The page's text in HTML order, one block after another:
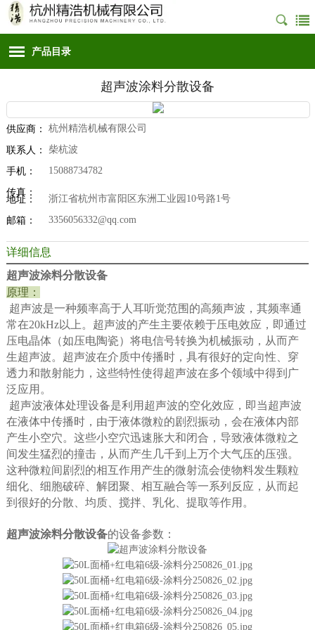
产品目录
超声波涂料分散设备
供应商： 杭州精浩机械有限公司
联系人： 柴杭波
手机： 15088734782
传真：
地址： 浙江省杭州市富阳区东洲工业园10号路1号
邮箱： 3356056332@qq.com
详细信息
超声波涂料分散设备
原理：
超声波是一种频率高于人耳听觉范围的高频声波，其频率通
常在20kHz以上。超声波的产生主要依赖于压电效应，即通过
压电晶体（如压电陶瓷）将电信号转换为机械振动，从而产
生超声波。超声波在介质中传播时，具有很好的定向性、穿
透力和散射能力，这些特性使得超声波在多个领域中得到广
泛应用。
超声波液体处理设备是利用超声波的空化效应，即当超声波
在液体中传播时，由于液体微粒的剧烈振动，会在液体内部
产生小空穴。这些小空穴迅速胀大和闭合，导致液体微粒之
间发生猛烈的撞击，从而产生几千到上万个大气压的压强。
这种微粒间剧烈的相互作用产生的微射流会使物料发生颗粒
细化、细胞破碎、解团聚、相互融合等一系列反应，从而起
到很好的分散、均质、搅拌、乳化、提取等作用。
超声波涂料分散设备的设备参数：